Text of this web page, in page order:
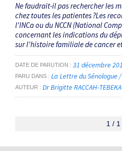
Ne faudrait-il pas rechercher les
chez toutes les patientes ?Les
l'INCa ou du NCCN (National
concernant les indications du
sur l'histoire familiale de cancer
DATE DE PARUTION 31 décembre
PARU DANS La Lettre du Sénologue
AUTEUR Dr Brigitte RACCAH-TEBEKA
1 / 1